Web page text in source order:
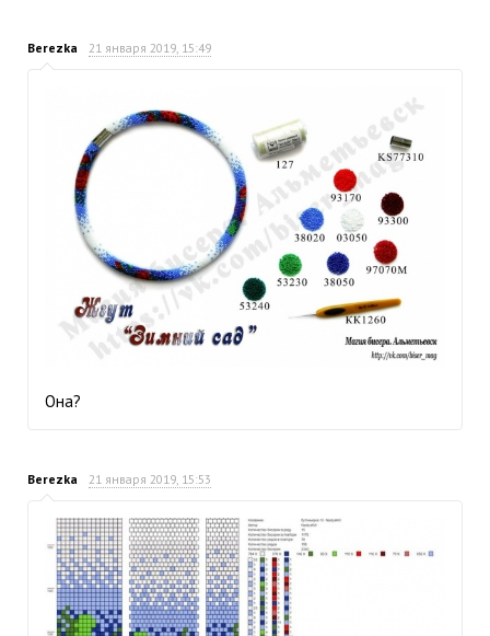
Berezka 21 января 2019, 15:49
Она?
Berezka 21 января 2019, 15:53